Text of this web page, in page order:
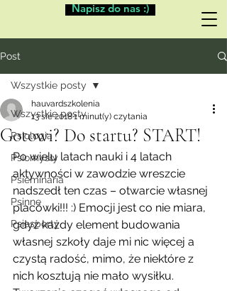
Napisz do nas :)
Post
Wszystkie posty
Psiologia
Psiomysły
Psieminaria
Psinne
Psiesporty
Wszystkie posty
Gotowi? Do startu? START!
hauvardszkolenia
13 sie 20181 minut(y) czytania
Po wielu latach nauki i 4 latach
aktywności w zawodzie wreszcie
nadszedł ten czas – otwarcie własnej
placówki!!! :) Emocji jest co nie miara,
gdyż każdy element budowania
własnej szkoły daje mi nic więcej a
czystą radość, mimo, że niektóre z
nich kosztują nie mało wysiłku.